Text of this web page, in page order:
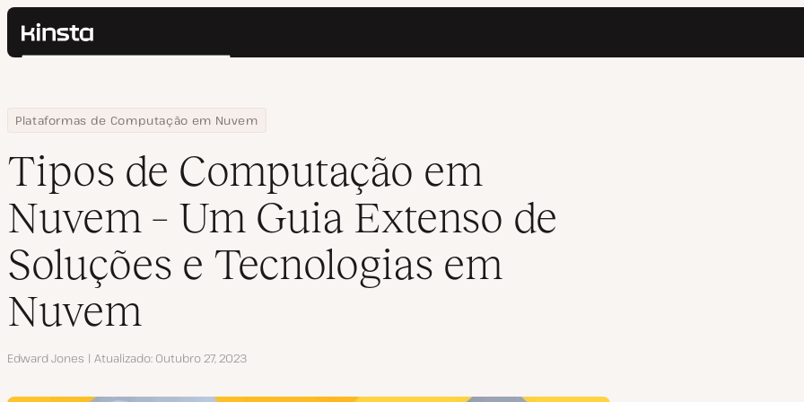
Kinsta®
Preços
Contato
Pesquisar
Home
Centro de Recursos
Blog
Plataformas de Computação em Nuvem
Tipos de Computação em Nuvem – Um Guia Extenso de Soluções e Tecnologias em Nuvem
Tipos de Computação em
Nuvem – Um Guia Extenso de
Soluções e Tecnologias em
Nuvem
Autor
Edward Jones Atualizado Outubro 27, 2023